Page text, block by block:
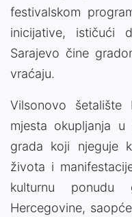
festivalskom
inicijative, ističući
Sarajevo čine
vraćaju.
Vilsonovo
mjesta okupljanja u
grada koji njeguje
života i
kulturnu
Hercegovine,